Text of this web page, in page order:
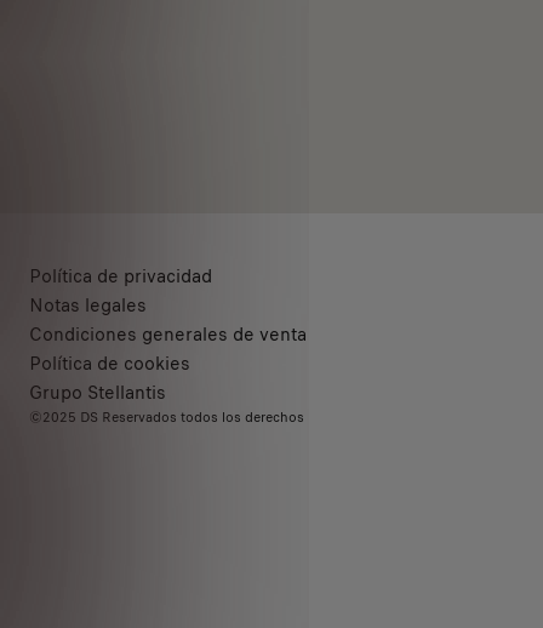
Política de privacidad
Notas legales
Condiciones generales de venta
Política de cookies
Grupo Stellantis
©2025 DS Reservados todos los derechos